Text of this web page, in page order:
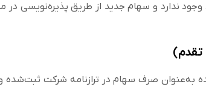
وجود ندارد و سهام جدید از طریق پذیره‌نویسی در
به‌عنوان صرف سهام در ترازنامه شرکت ثبت‌شده